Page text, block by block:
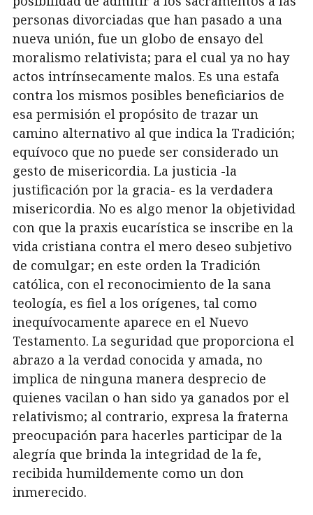
personas divorciadas que han pasado a una
nueva unión, fue un globo de ensayo del
moralismo relativista; para el cual ya no hay
actos intrínsecamente malos. Es una estafa
contra los mismos posibles beneficiarios de
esa permisión el propósito de trazar un
camino alternativo al que indica la Tradición;
equívoco que no puede ser considerado un
gesto de misericordia. La justicia -la
justificación por la gracia- es la verdadera
misericordia. No es algo menor la objetividad
con que la praxis eucarística se inscribe en la
vida cristiana contra el mero deseo subjetivo
de comulgar; en este orden la Tradición
católica, con el reconocimiento de la sana
teología, es fiel a los orígenes, tal como
inequívocamente aparece en el Nuevo
Testamento. La seguridad que proporciona el
abrazo a la verdad conocida y amada, no
implica de ninguna manera desprecio de
quienes vacilan o han sido ya ganados por el
relativismo; al contrario, expresa la fraterna
preocupación para hacerles participar de la
alegría que brinda la integridad de la fe,
recibida humildemente como un don
inmerecido.